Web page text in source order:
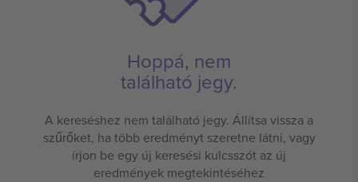
Hoppá, nem
található jegy.
A kereséshez nem található jegy. Állítsa vissza a
szűrőket, ha több eredményt szeretne látni, vagy
írjon be egy új keresési kulcsszót az új
eredmények megtekintéséhez